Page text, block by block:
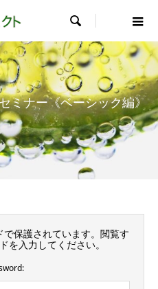

ミナー《ベーシック編》
保護されています。閲覧す
を入力してください。